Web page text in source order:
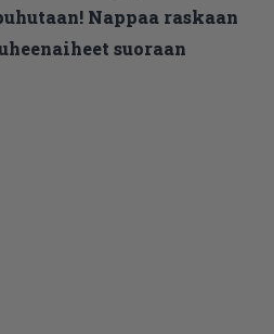
Nappaa raskaan
suoraan